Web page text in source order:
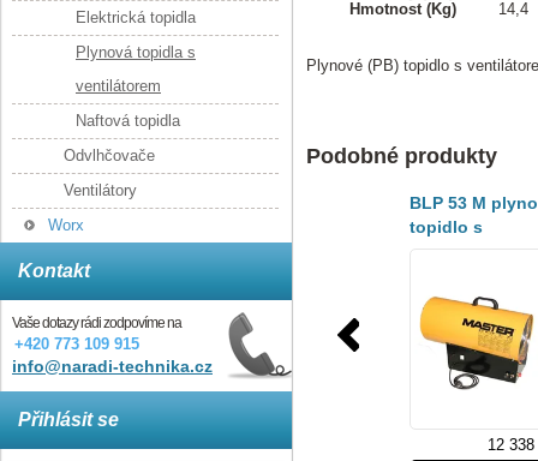
Hmotnost (Kg)
14,4
Plynové (PB) topidlo s
Podobné produkty
BLP 53 M
topidlo s
ventilátorem
12
Elektrická topidla
Plynová topidla s
ventilátorem
Naftová topidla
Odvlhčovače
Ventilátory
Worx
Kontakt
Vaše dotazy rádi zodpovíme na
+420 773 109 915
info@naradi-technika.cz
Přihlásit se